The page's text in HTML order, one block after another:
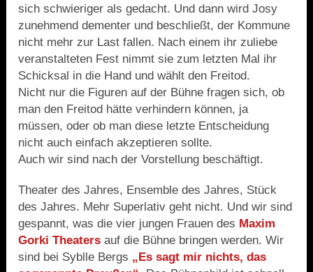
sich schwieriger als gedacht. Und dann wird Josy
zunehmend dementer und beschließt, der Kommune
nicht mehr zur Last fallen. Nach einem ihr zuliebe
veranstalteten Fest nimmt sie zum letzten Mal ihr
Schicksal in die Hand und wählt den Freitod.
Nicht nur die Figuren auf der Bühne fragen sich, ob
man den Freitod hätte verhindern können, ja
müssen, oder ob man diese letzte Entscheidung
nicht auch einfach akzeptieren sollte.
Auch wir sind nach der Vorstellung beschäftigt.
Theater des Jahres, Ensemble des Jahres, Stück
des Jahres. Mehr Superlativ geht nicht. Und wir sind
gespannt, was die vier jungen Frauen des Maxim
Gorki Theaters auf die Bühne bringen werden. Wir
sind bei Syblle Bergs „Es sagt mir nichts, das